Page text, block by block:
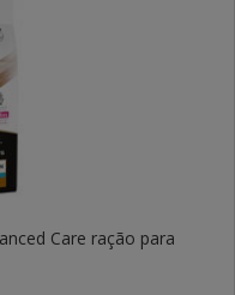
Care ração para